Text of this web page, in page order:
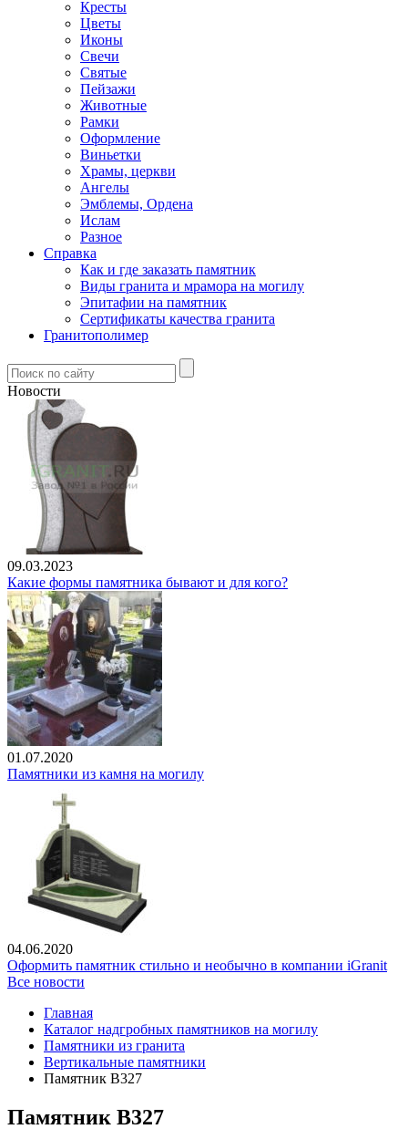
Кресты
Цветы
Иконы
Свечи
Святые
Пейзажи
Животные
Рамки
Оформление
Виньетки
Храмы, церкви
Ангелы
Эмблемы, Ордена
Ислам
Разное
Справка
Как и где заказать памятник
Виды гранита и мрамора на могилу
Эпитафии на памятник
Сертификаты качества гранита
Гранитополимер
Новости
09.03.2023
Какие формы памятника бывают и для кого?
01.07.2020
Памятники из камня на могилу
04.06.2020
Оформить памятник стильно и необычно в компании iGranit
Все новости
Главная
Каталог надгробных памятников на могилу
Памятники из гранита
Вертикальные памятники
Памятник В327
Памятник В327